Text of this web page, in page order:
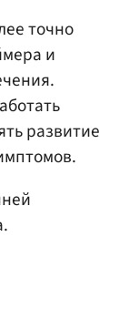
точно
и
развитие